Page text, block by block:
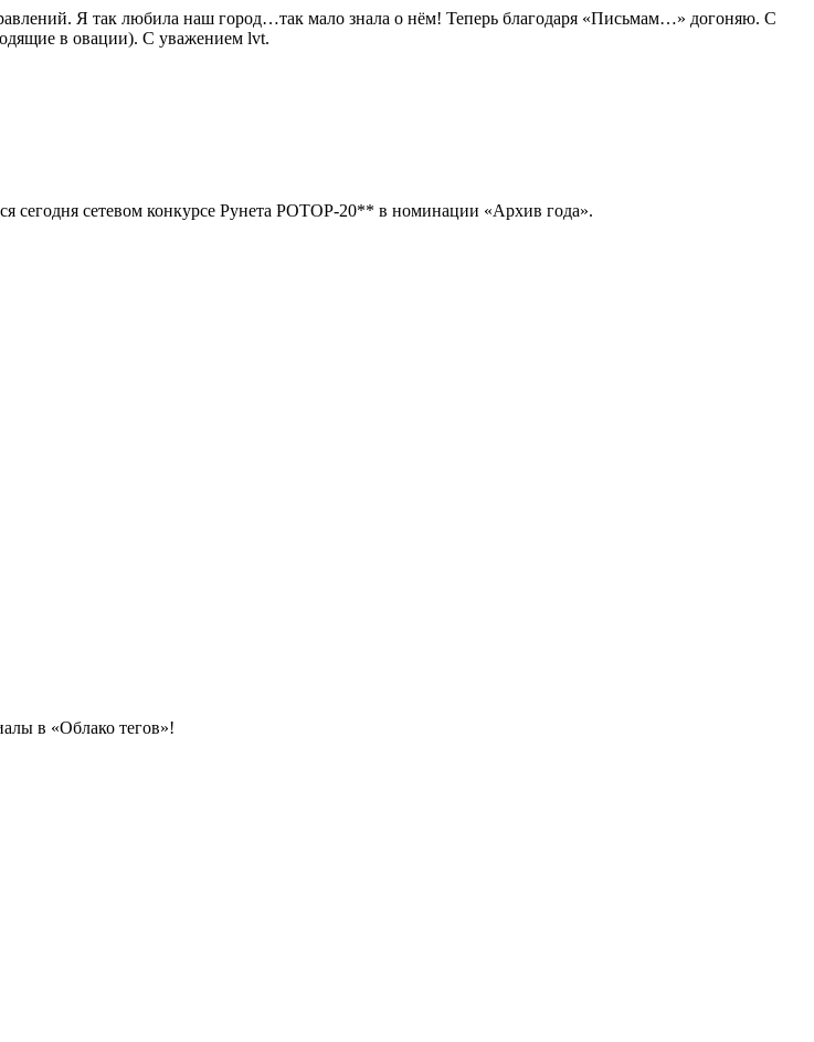
Я так любила наш город…так мало знала о нём! Теперь благодаря «Письмам…» догоняю. С
в овации). С уважением lvt.
сегодня сетевом конкурсе Рунета РОТОР-20** в номинации «Архив года».
в «Облако тегов»!